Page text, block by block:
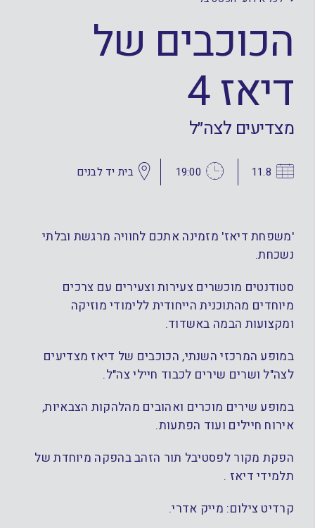
הכוכבים של
דיאז 4
מצדיעים לצה״ל
11.8
19:00 בית יד לבנים
'משפחת דיאז' מזמינה אתכם לחוויה מרגשת ובלתי
נשכחת.
סטודנטים מוכשרים צעירות וצעירים עם צרכים
מיוחדים מהתוכנית הייחודית ללימודי מוזיקה
ומקצועות הבמה באשדוד.
במופע המרכזי השנתי, הכוכבים של דיאז מצדיעים
לצה"ל ושרים שירים לכבוד חיילי צה"ל.
במופע שירים מוכרים ואהובים מהלהקות הצבאיות,
אירוח חיילים ועוד הפתעות.
הפקת מקור לפסטיבל תור הזהב בהפקה מיוחדת של
תלמידי דיאז .
קרדיט צילום: מייק אדרי.